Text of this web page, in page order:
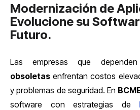
Modernización de
Evolucione su
Futuro.
Las empresas que
obsoletas enfrentan costos
y problemas de seguridad. En
software con estrategias de